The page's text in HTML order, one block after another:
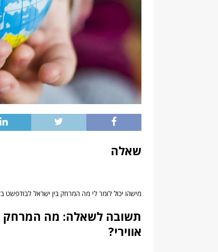
שאלה
מישהו יכול לומר לי מה המרחק בין ישראל לבודפשט
תשובה לשאלה: מה המרחק
אווירי?